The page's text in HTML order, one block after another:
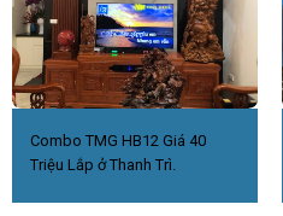
Combo TMG HB12 Giá 40
Triệu Lắp ở Thanh Trì.